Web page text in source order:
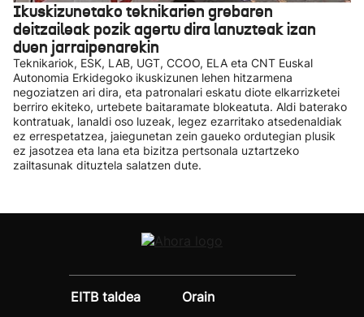
Ikuskizunetako teknikarien grebaren
deitzaileak pozik agertu dira lanuzteak izan
duen jarraipenarekin
Teknikariok, ESK, LAB, UGT, CCOO, ELA eta CNT Euskal
Autonomia Erkidegoko ikuskizunen lehen hitzarmena
negoziatzen ari dira, eta patronalari eskatu diote elkarrizketei
berriro ekiteko, urtebete baitaramate blokeatuta. Aldi baterako
kontratuak, lanaldi oso luzeak, legez ezarritako atsedenaldiak
ez errespetatzea, jaiegunetan zein gaueko ordutegian plusik
ez jasotzea eta lana eta bizitza pertsonala uztartzeko
zailtasunak dituztela salatzen dute.
EITB taldea
Orain